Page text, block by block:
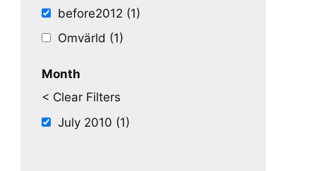
before2012 (1)
Omvärld (1)
Month
< Clear Filters
July 2010 (1)